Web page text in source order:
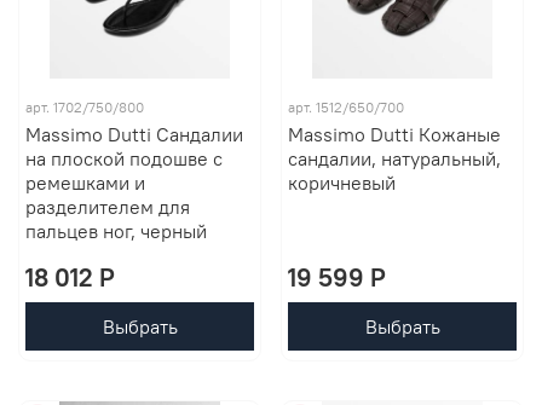
арт. 1702/750/800
Massimo Dutti Сандалии
на плоской подошве с
ремешками и
разделителем для
пальцев ног, черный
18 012 P
Выбрать
арт. 1512/650/700
Massimo Dutti Кожаные
сандалии, натуральный,
коричневый
19 599 P
Выбрать